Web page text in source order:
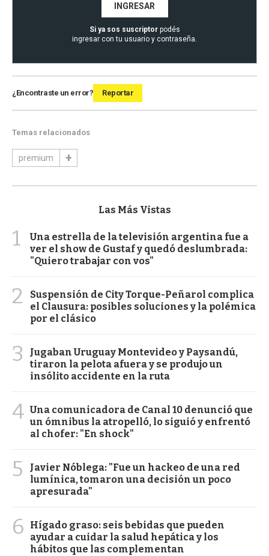
INGRESAR
Si ya sos suscriptorpodés
ingresar con tu usuario y contraseña.
¿Encontraste un error? Reportar
Temas relacionados
premium
Las Más Vistas
1
Una estrella de la televisión argentina fue a
ver el show de Gustaf y quedó deslumbrada:
"Quiero trabajar con vos"
2
Suspensión de City Torque-Peñarol complica
el Clausura: posibles soluciones y la polémica
por el clásico
3
Jugaban Uruguay Montevideo y Paysandú,
tiraron la pelota afuera y se produjo un
insólito accidente en la ruta
4 Una comunicadora de Canal 10 denunció que
un ómnibus la atropelló, lo siguió y enfrentó
al chofer: "En shock"
5
Javier Nóblega: "Fue un hackeo de una red
lumínica, tomaron una decisión un poco
apresurada"
6
Hígado graso: seis bebidas que pueden
ayudar a cuidar la salud hepática y los
hábitos que las complementan